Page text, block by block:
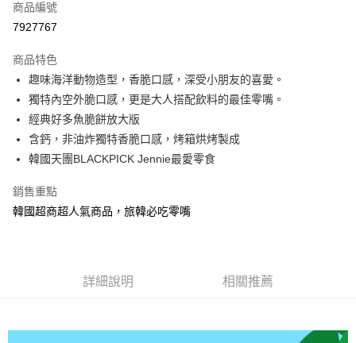
LINE Pay
街口支付
悠遊付
ATM付款
付款後全家取貨
每筆NT$80，滿NT$699(含以上)免運費
商品編號
7927767
商品特色
趣味海洋動物造型，香脆口感，深受小朋友的喜愛。
獨特內空外脆口感，更是大人搭配飲料的最佳零嘴。
經典好多魚脆餅放大版
含鈣，非油炸獨特香脆口感，烤箱烘烤製成
韓國天團BLACKPICK Jennie最愛零食
銷售重點
韓國超商超人氣商品，旅韓必吃零嘴
詳細說明 相關推薦